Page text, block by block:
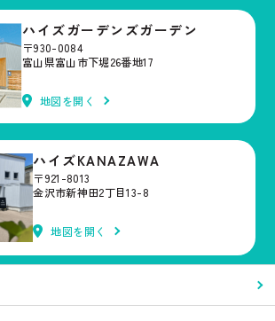
ハイズガーデンズガーデン
〒930-0084
富山県富山市下堀26番地17
地図を開く
ハイズKANAZAWA
〒921-8013
金沢市新神田2丁目13-8
地図を開く